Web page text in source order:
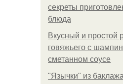
секреты
блюда
Вкусный и простой
говяжьего с
сметанном соусе
"Язычки" из